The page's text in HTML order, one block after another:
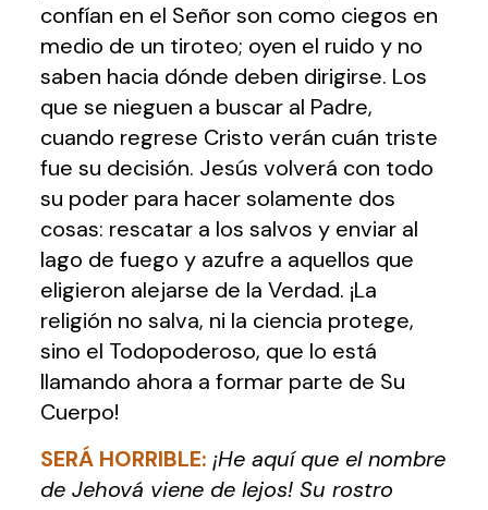
confían en el Señor son como ciegos en
medio de un tiroteo; oyen el ruido y no
saben hacia dónde deben dirigirse. Los
que se nieguen a buscar al Padre,
cuando regrese Cristo verán cuán triste
fue su decisión. Jesús volverá con todo
su poder para hacer solamente dos
cosas: rescatar a los salvos y enviar al
lago de fuego y azufre a aquellos que
eligieron alejarse de la Verdad. ¡La
religión no salva, ni la ciencia protege,
sino el Todopoderoso, que lo está
llamando ahora a formar parte de Su
Cuerpo!
SERÁ HORRIBLE: ¡He aquí que el nombre
de Jehová viene de lejos! Su rostro